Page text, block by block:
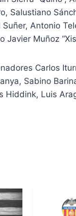
Salustiano
Suñer, Antonio
Javier Muñoz
Carlos
Sabino
Hiddink, Luis